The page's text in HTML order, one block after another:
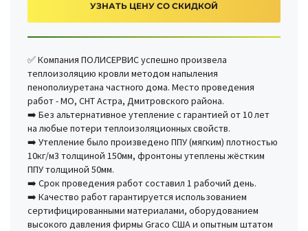
УЗНАТЬ ЦЕНУ СО СКИДКОЙ
✅ Компания ПОЛИСЕРВИС успешно произвела
теплоизоляцию кровли методом напыления
пенополиуретана частного дома. Место проведения
работ - МО, СНТ Астра, Дмитровского района.
➡️ Без альтернативное утепление с гарантией от 10 лет
на любые потери теплоизоляционных свойств.
➡️ Утепление было произведено ППУ (мягким) плотностью
10кг/м3 толщиной 150мм, фронтоны утеплены жёстким
ППУ толщиной 50мм.
➡️ Срок проведения работ составил 1 рабочий день.
➡️ Качество работ гарантируется использованием
сертифицированными материалами, оборудованием
высокого давления фирмы Graco США и опытным штатом